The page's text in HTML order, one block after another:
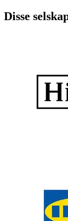
Disse